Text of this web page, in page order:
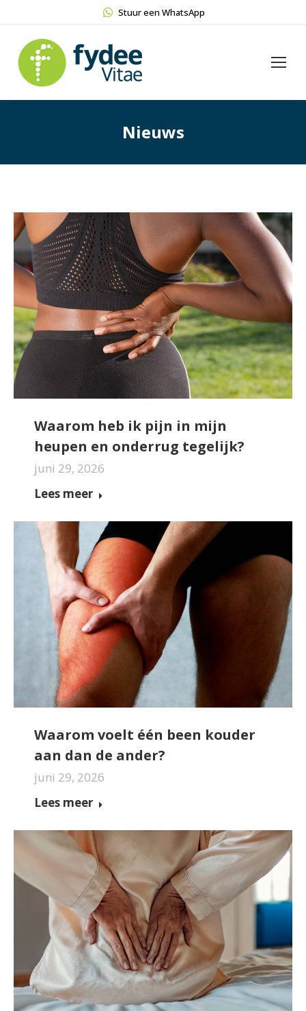
Stuur een WhatsApp
Nieuws
Waarom heb ik pijn in mijn
heupen en onderrug tegelijk?
juni 29, 2026
Lees meer
Waarom voelt één been kouder
aan dan de ander?
juni 29, 2026
Lees meer